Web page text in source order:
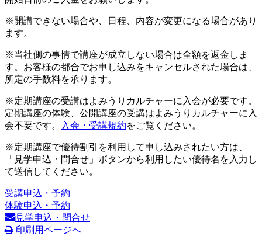
※開講できない場合や、日程、内容が変更になる場合があり
ます。
※当社側の事情で講座が成立しない場合は全額を返金しま
す。お客様の都合でお申し込みをキャンセルされた場合は、
所定の手数料を承ります。
※定期講座の受講はよみうりカルチャーに入会が必要です。
定期講座の体験、公開講座の受講はよみうりカルチャーに入
会不要です。
入会・受講規約をご覧ください。
※定期講座で優待割引を利用して申し込みされたい方は、
「見学申込・問合せ」ボタンから利用したい優待名を入力し
て送信してください。
受講申込・予約
体験申込・予約
見学申込・問合せ
印刷用ページへ